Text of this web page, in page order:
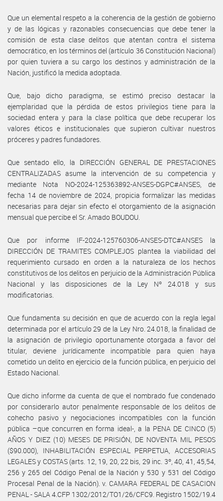
Que un elemental respeto a la coherencia de la gestión de gobierno
y de las lógicas y razonables consecuencias que debe tener la
comisión de esta clase delitos que atentan contra el sistema
democrático, en los términos del (artículo 36 Constitución Nacional)
por quien tuviera a su cargo los destinos y administración de la
Nación, justificó la medida adoptada.
Que, bajo dicho paradigma, se estimó preciso destacar la
ejemplaridad que la pérdida de estos privilegios tiene para la
sociedad entera y para la clase política que debe recuperar los
valores éticos e institucionales que supieron cultivar nuestros
próceres y padres fundadores.
Que sentado ello, la DIRECCIÓN GENERAL DE PRESTACIONES
CENTRALIZADAS asume la intervención de su competencia y
mediante Nota NO-2024-125363892-ANSES-DGPC#ANSES, de
fecha 14 de noviembre de 2024, propicia formalizar las medidas
necesarias para dejar sin efecto el otorgamiento de la asignación
mensual que percibe el Sr. Amado BOUDOU.
Que por informe IF-2024-125760306-ANSES-DTC#ANSES la
DIRECCIÓN DE TRAMITES COMPLEJOS plantea la viabilidad del
requerimiento cursado en orden a la naturaleza de los hechos
constitutivos de los delitos en perjuicio de la Administración Pública
Nacional y las disposiciones de la Ley Nº 24.018 y sus
modificatorias.
Que fundamenta su decisión en que de acuerdo con la regla legal
determinada por el artículo 29 de la Ley Nro. 24.018, la finalidad de
la asignación de privilegio oportunamente otorgada a favor del
titular, deviene jurídicamente incompatible para quien haya
cometido un delito en ejercicio de la función pública, en perjuicio del
Estado Nacional.
Que dicho informe da cuenta de que el nombrado fue condenado
por considerarlo autor penalmente responsable de los delitos de
cohecho pasivo y negociaciones incompatibles con la función
pública –que concurren en forma ideal-, a la PENA DE CINCO (5)
AÑOS Y DIEZ (10) MESES DE PRISIÓN, DE NOVENTA MIL PESOS
($90.000), INHABILITACIÓN ESPECIAL PERPETUA, ACCESORIAS
LEGALES y COSTAS (arts. 12, 19, 20, 22 bis, 29 inc. 3º, 40, 41, 45,54,
256 y 265 del Código Penal de la Nación y 530 y 531 del Código
Procesal Penal de la Nación). v. CAMARA FEDERAL DE CASACION
PENAL - SALA 4.CFP 1302/2012/TO1/26/CFC9. Registro 1502/19.4